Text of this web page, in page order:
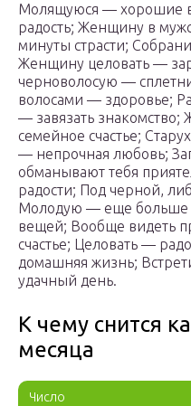
Молящуюся — хорошие
радость; Женщину в
минуты страсти;
Женщину целовать —
черноволосую —
волосами — здоровье;
— завязать
семейное счастье;
— непрочная любовь;
обманывают тебя
радости; Под черной,
Молодую — еще больше
вещей; Вообще видеть
счастье; Целовать —
домашняя жизнь;
удачный день.
К чему снится
месяца
Число